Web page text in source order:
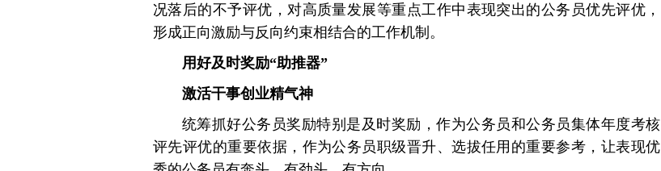
况落后的不予评优，对高质量发展等重点工作中表现突出的公务员优先评优，
形成正向激励与反向约束相结合的工作机制。
用好及时奖励“助推器”
激活干事创业精气神
统筹抓好公务员奖励特别是及时奖励，作为公务员和公务员集体年度考核
评先评优的重要依据，作为公务员职级晋升、选拔任用的重要参考，让表现优